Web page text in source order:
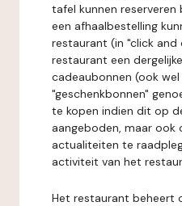
tafel kunnen
een afhaalbestelling
restaurant (in "click
restaurant een
cadeaubonnen (ook
"geschenkbonnen"
te kopen indien dit op
aangeboden, maar ook
actualiteiten te
activiteit van het
Het restaurant beheert